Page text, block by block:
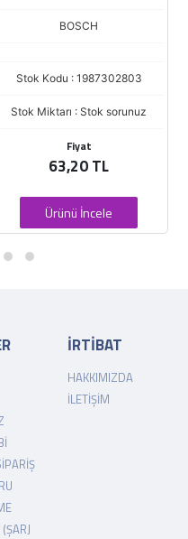
BOSCH
Stok Kodu : 1987302803
Stok Miktarı : Stok sorunuz
Fiyat
63,20 TL
Ürünü İncele
İRTİBAT
HAKKIMIZDA
İLETIŞIM